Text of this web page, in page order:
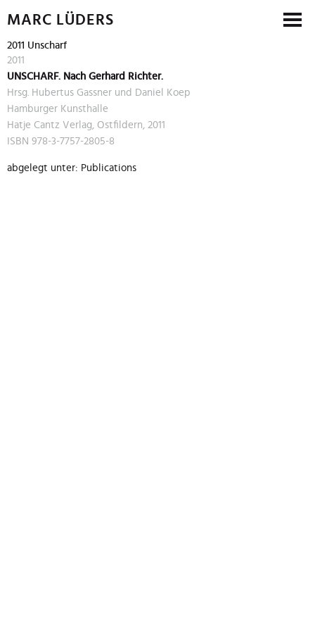
MARC LÜDERS
2011 Unscharf
2011
UNSCHARF. Nach Gerhard Richter.
Hrsg. Hubertus Gassner und Daniel Koep
Hamburger Kunsthalle
Hatje Cantz Verlag, Ostfildern, 2011
ISBN 978-3-7757-2805-8
abgelegt unter: Publications